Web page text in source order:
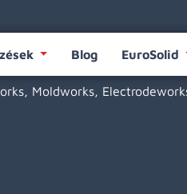
Blog EuroSolid
Moldworks,